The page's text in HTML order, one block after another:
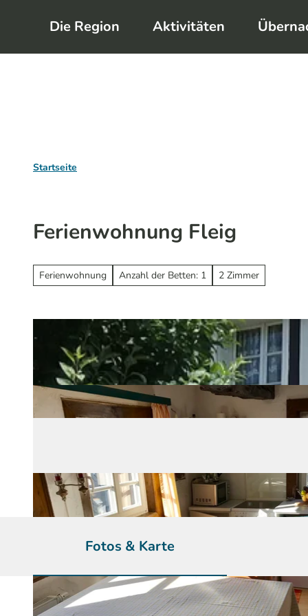
m
Die Region Aktivitäten
Startseite
Ferienwohnung Fleig
Ferienwohnung Anzahl der Betten: 1 2 Zimmer
Fotos & Karte